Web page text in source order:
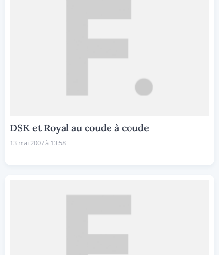
DSK et Royal au coude à coude
13 mai 2007 à 13:58